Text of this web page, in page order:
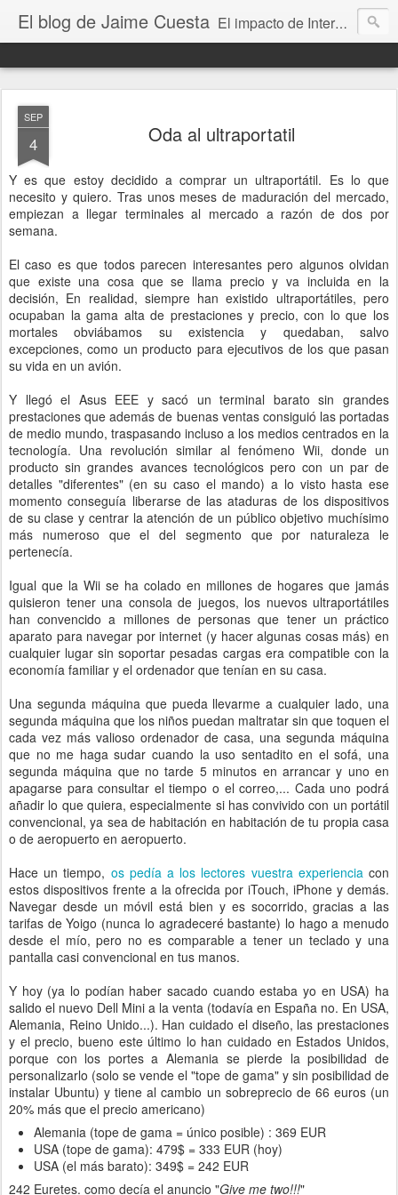
El blog de Jaime Cuesta El impacto de Internet en la sociedad visto con mis propios ojos
SEP
4 Oda al ultraportatil
Y es que estoy decidido a comprar un ultraportátil. Es lo que
necesito y quiero. Tras unos meses de maduración del mercado,
empiezan a llegar terminales al mercado a razón de dos por
semana.
El caso es que todos parecen interesantes pero algunos olvidan
que existe una cosa que se llama precio y va incluida en la
decisión, En realidad, siempre han existido ultraportátiles, pero
ocupaban la gama alta de prestaciones y precio, con lo que los
mortales obviábamos su existencia y quedaban, salvo
excepciones, como un producto para ejecutivos de los que pasan
su vida en un avión.
Y llegó el Asus EEE y sacó un terminal barato sin grandes
prestaciones que además de buenas ventas consiguió las portadas
de medio mundo, traspasando incluso a los medios centrados en la
tecnología. Una revolución similar al fenómeno Wii, donde un
producto sin grandes avances tecnológicos pero con un par de
detalles "diferentes" (en su caso el mando) a lo visto hasta ese
momento conseguía liberarse de las ataduras de los dispositivos
de su clase y centrar la atención de un público objetivo muchísimo
más numeroso que el del segmento que por naturaleza le
pertenecía.
Igual que la Wii se ha colado en millones de hogares que jamás
quisieron tener una consola de juegos, los nuevos ultraportátiles
han convencido a millones de personas que tener un práctico
aparato para navegar por internet (y hacer algunas cosas más) en
cualquier lugar sin soportar pesadas cargas era compatible con la
economía familiar y el ordenador que tenían en su casa.
Una segunda máquina que pueda llevarme a cualquier lado, una
segunda máquina que los niños puedan maltratar sin que toquen el
cada vez más valioso ordenador de casa, una segunda máquina
que no me haga sudar cuando la uso sentadito en el sofá, una
segunda máquina que no tarde 5 minutos en arrancar y uno en
apagarse para consultar el tiempo o el correo,... Cada uno podrá
añadir lo que quiera, especialmente si has convivido con un portátil
convencional, ya sea de habitación en habitación de tu propia casa
o de aeropuerto en aeropuerto.
Hace un tiempo, os pedía a los lectores vuestra experienciacon
estos dispositivos frente a la ofrecida por iTouch, iPhone y demás.
Navegar desde un móvil está bien y es socorrido, gracias a las
tarifas de Yoigo (nunca lo agradeceré bastante) lo hago a menudo
desde el mío, pero no es comparable a tener un teclado y una
pantalla casi convencional en tus manos.
Y hoy (ya lo podían haber sacado cuando estaba yo en USA) ha
salido el nuevo Dell Mini a la venta (todavía en España no. En USA,
Alemania, Reino Unido...). Han cuidado el diseño, las prestaciones
y el precio, bueno este último lo han cuidado en Estados Unidos,
porque con los portes a Alemania se pierde la posibilidad de
personalizarlo (solo se vende el "tope de gama" y sin posibilidad de
instalar Ubuntu) y tiene al cambio un sobreprecio de 66 euros (un
20% más que el precio americano)
Alemania (tope de gama = único posible) : 369 EUR
USA (tope de gama): 479$ = 333 EUR (hoy)
USA (el más barato): 349$ = 242 EUR
242 Euretes. como decía el anuncio "Give me two!!!"